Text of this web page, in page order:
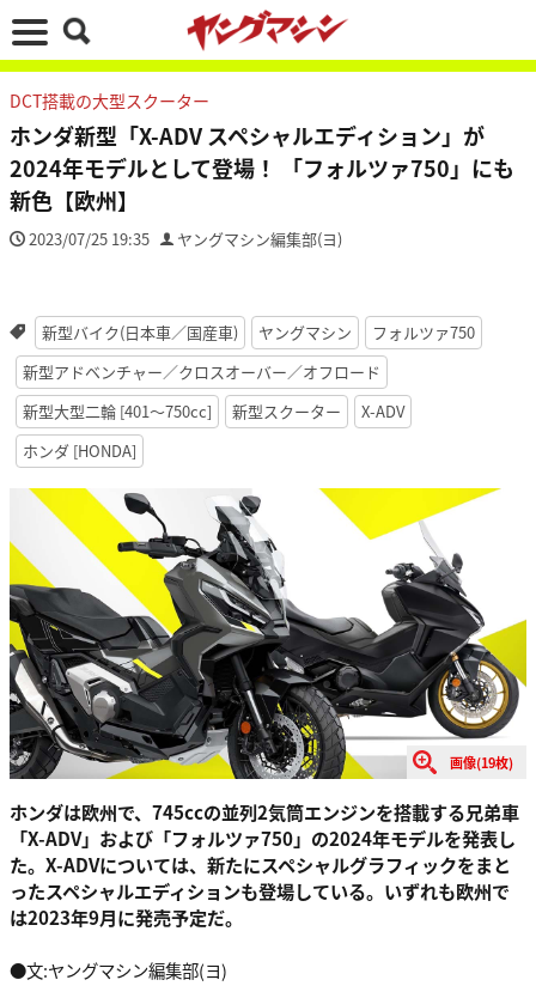
DCT搭載の大型スクーター
ホンダ新型「X-ADV スペシャルエディション」が
2024年モデルとして登場！ 「フォルツァ750」にも
新色【欧州】
2023/07/25 19:35 ヤングマシン編集部(ヨ)
新型バイク(日本車／国産車) ヤングマシン
フォルツァ750
新型アドベンチャー／クロスオーバー／オフロード
新型大型二輪 [401〜750cc]
新型スクーター
X-ADV
ホンダ [HONDA]
画像(19枚)
ホンダは欧州で、745ccの並列2気筒エンジンを搭載する兄弟車
「X-ADV」および「フォルツァ750」の2024年モデルを発表し
た。X-ADVについては、新たにスペシャルグラフィックをまと
ったスペシャルエディションも登場している。いずれも欧州で
は2023年9月に発売予定だ。
●文:ヤングマシン編集部(ヨ)